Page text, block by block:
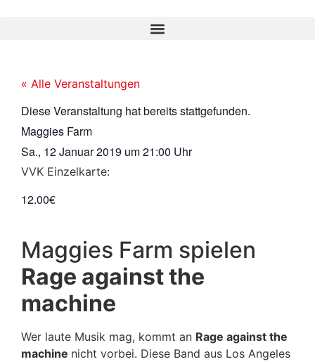
« Alle Veranstaltungen
Diese Veranstaltung hat bereits stattgefunden.
Maggies Farm
Sa., 12 Januar 2019 um21:00 Uhr
VVK Einzelkarte:
12.00€
Maggies Farm spielen
Rage against the
machine
Wer laute Musik mag, kommt an Rage against the
machine nicht vorbei. Diese Band aus Los Angeles